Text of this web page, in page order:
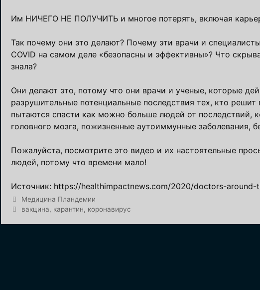
Им НИЧЕГО НЕ ПОЛУЧИТЬ и многое потерять, включая
Так почему они это делают? Почему эти врачи и
COVID на самом деле «безопасны и эффективны»? Что
знала?
Они делают это, потому что они врачи и ученые, которые
разрушительные потенциальные последствия тех, кто
пытаются спасти как можно больше людей от
головного мозга, пожизненные аутоиммунные заболевания,
Пожалуйста, посмотрите это видео и их настоятельные
людей, потому что времени мало!
Источник: https://healthimpactnews.com/2020/doctors-
Рубрики
Медицина Пландемии
Метки
вакцина, карантин, коронавирус